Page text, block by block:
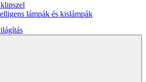
lámpák és kislámpák